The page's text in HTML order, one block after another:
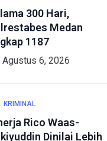
300 Hari,
Medan
1187
Agustus 6, 2026
KRIMINAL
Rico Waas-
Dinilai Lebih